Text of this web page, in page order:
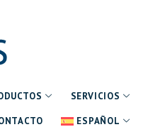
SERVICIOS
ESPAÑOL